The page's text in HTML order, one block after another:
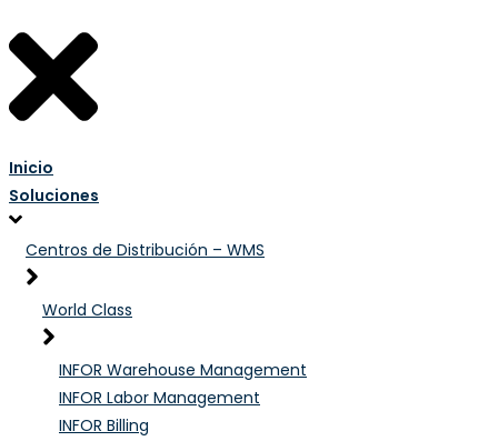
Inicio
Soluciones
Centros de Distribución – WMS
World Class
INFOR Warehouse Management
INFOR Labor Management
INFOR Billing